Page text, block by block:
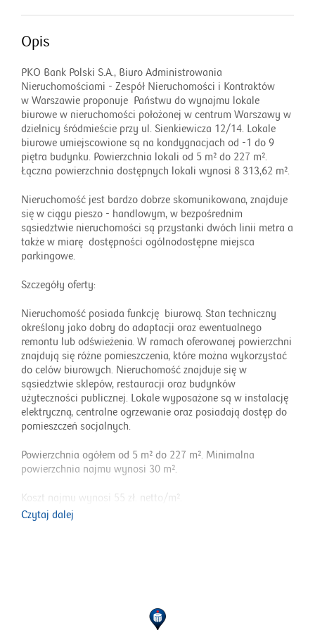
Opis
PKO Bank Polski S.A., Biuro Administrowania
Nieruchomościami - Zespół Nieruchomości i Kontraktów
w Warszawie proponuje Państwu do wynajmu lokale
biurowe w nieruchomości położonej w centrum Warszawy w
dzielnicy śródmieście przy ul. Sienkiewicza 12/14. Lokale
biurowe umiejscowione są na kondygnacjach od -1 do 9
piętra budynku. Powierzchnia lokali od 5 m² do 227 m².
Łączna powierzchnia dostępnych lokali wynosi 8 313,62 m².
Nieruchomość jest bardzo dobrze skomunikowana, znajduje
się w ciągu pieszo - handlowym, w bezpośrednim
sąsiedztwie nieruchomości są przystanki dwóch linii metra a
także w miarę dostępności ogólnodostępne miejsca
parkingowe.
Szczegóły oferty:
Nieruchomość posiada funkcję biurową. Stan techniczny
określony jako dobry do adaptacji oraz ewentualnego
remontu lub odświeżenia. W ramach oferowanej powierzchni
znajdują się różne pomieszczenia, które można wykorzystać
do celów biurowych. Nieruchomość znajduje się w
sąsiedztwie sklepów, restauracji oraz budynków
użyteczności publicznej. Lokale wyposażone są w instalację
elektryczną, centralne ogrzewanie oraz posiadają dostęp do
pomieszczeń socjalnych.
Powierzchnia ogółem od 5 m² do 227 m². Minimalna
powierzchnia najmu wynosi 30 m².
Koszt najmu wynosi 55 zł. netto/m².
zarządcy nieruchomości Grzegorza Basiak, tel.: 666 821 574
w godzinach 8:00-16:00 od poniedziałku do piątku.
Czytaj dalej